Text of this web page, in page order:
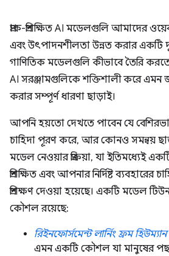
প্রাক-প্রশিক্ষিত AI মডেলগুলি আমাদের
এবং উৎপাদনশীলতা উন্নত করার একটি
গাণিতিক মডেলগুলি কীভাবে তৈরি করতে
AI সরঞ্জামগুলিকে শক্তিশালী করে এমন
করার সম্পূর্ণ ধারণা ছাড়াই।
আপনি হয়তো দেখতে পাবেন যে
চাহিদা পূরণ করে, আর কোনও সমন্বয়
মডেল নেওয়ার প্রক্রিয়া, যা ইতিমধ্যেই
প্রশিক্ষিত এবং আপনার নির্দিষ্ট
প্রশিক্ষণ দেওয়া হয়েছে। একটি মডেল
কৌশল রয়েছে:
রিইনফোর্সমেন্ট লার্নিং ফ্রম
এমন একটি কৌশল যা মানুষের